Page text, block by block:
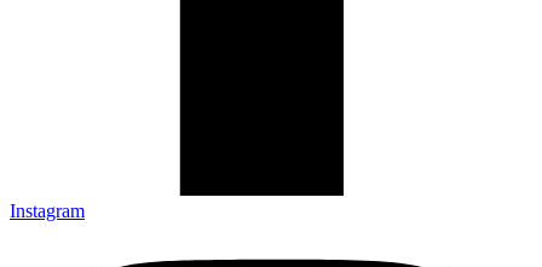
Instagram